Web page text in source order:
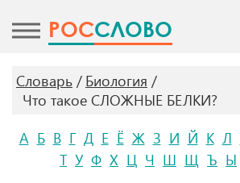
POCСЛОВО
Словарь
Биология
Что такое СЛОЖНЫЕ БЕЛКИ?
А Б В Г Д Е Ё Ж З И Й К Л
Т У Ф Х Ц Ч Ш Щ Ъ Ы